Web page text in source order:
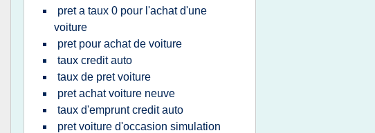
pret a taux 0 pour l'achat d'une
voiture
pret pour achat de voiture
taux credit auto
taux de pret voiture
pret achat voiture neuve
taux d'emprunt credit auto
pret voiture d'occasion simulation